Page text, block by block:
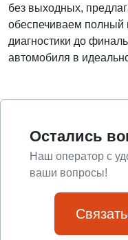
без выходных,
обеспечиваем полный
диагностики до
автомобиля в
Остались
Наш оператор с
ваши вопросы!